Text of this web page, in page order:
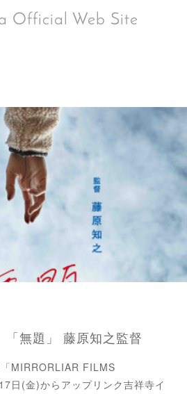
Official Web Site
「無題」 藤原知之監督
「MIRRORLIAR FILMS
日(金)からアップリンク吉祥寺イ